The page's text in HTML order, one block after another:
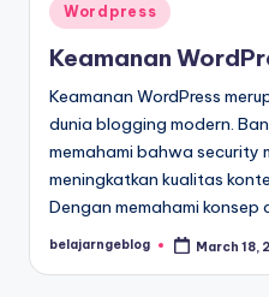
Posted
Wordpress
Keamanan
Keamanan WordPress
dunia blogging modern.
memahami bahwa security
meningkatkan kualitas
Dengan memahami konsep
Posted
belajarngeblog March 18,